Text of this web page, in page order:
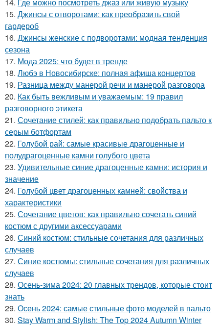
15. Джинсы с отворотами: как преобразить свой
гардероб
16. Джинсы женские с подворотами: модная тенденция
сезона
17. Мода 2025: что будет в тренде
18. Любэ в Новосибирске: полная афиша концертов
19. Разница между манерой речи и манерой разговора
20. Как быть вежливым и уважаемым: 19 правил
разговорного этикета
21. Сочетание стилей: как правильно подобрать пальто к
серым ботфортам
22. Голубой рай: самые красивые драгоценные и
полудрагоценные камни голубого цвета
23. Удивительные синие драгоценные камни: история и
значение
24. Голубой цвет драгоценных камней: свойства и
характеристики
25. Сочетание цветов: как правильно сочетать синий
костюм с другими аксессуарами
26. Синий костюм: стильные сочетания для различных
случаев
27. Синие костюмы: стильные сочетания для различных
случаев
28. Осень-зима 2024: 20 главных трендов, которые стоит
знать
29. Осень 2024: самые стильные фото моделей в пальто
30. Stay Warm and Stylish: The Top 2024 Autumn Winter